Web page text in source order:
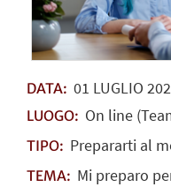
DATA: 01 LUGLIO
LUOGO: On line
TIPO: Prepararti al
TEMA: Mi preparo